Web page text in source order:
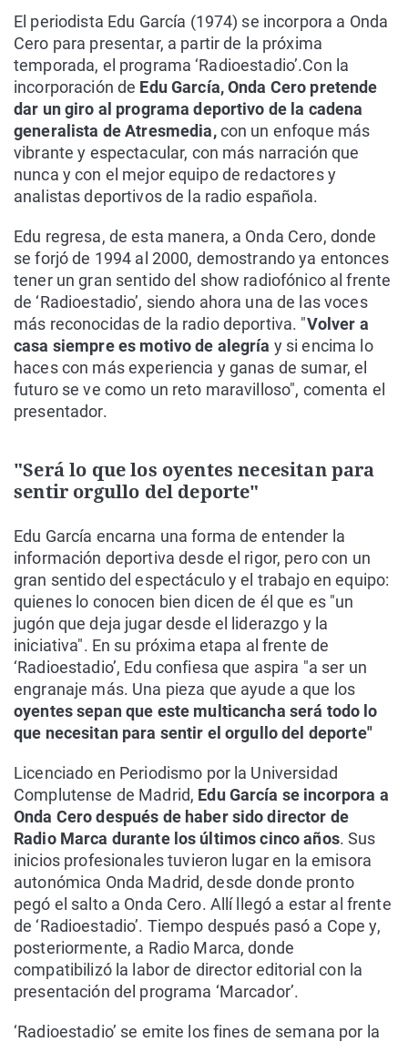
El periodista Edu García (1974) se incorpora a Onda
Cero para presentar, a partir de la próxima
temporada, el programa ‘Radioestadio’.Con la
incorporación de Edu García, Onda Cero pretende
dar un giro al programa deportivo de la cadena
generalista de Atresmedia,con un enfoque más
vibrante y espectacular, con más narración que
nunca y con el mejor equipo de redactores y
analistas deportivos de la radio española.
Edu regresa, de esta manera, a Onda Cero, donde
se forjó de 1994 al 2000, demostrando ya entonces
tener un gran sentido del show radiofónico al frente
de ‘Radioestadio’, siendo ahora una de las voces
más reconocidas de la radio deportiva. "Volver a
casa siempre es motivo de alegría y si encima lo
haces con más experiencia y ganas de sumar, el
futuro se ve como un reto maravilloso", comenta el
presentador.
"Será lo que los oyentes necesitan para
sentir orgullo del deporte"
Edu García encarna una forma de entender la
información deportiva desde el rigor, pero con un
gran sentido del espectáculo y el trabajo en equipo:
quienes lo conocen bien dicen de él que es "un
jugón que deja jugar desde el liderazgo y la
iniciativa". En su próxima etapa al frente de
‘Radioestadio’, Edu confiesa que aspira "a ser un
engranaje más. Una pieza que ayude a que los
oyentes sepan que este multicancha será todo lo
que necesitan para sentir el orgullo del deporte"
Licenciado en Periodismo por la Universidad
Complutense de Madrid, Edu García se incorpora a
Onda Cero después de haber sido director de
Radio Marca durante los últimos cinco años. Sus
inicios profesionales tuvieron lugar en la emisora
autonómica Onda Madrid, desde donde pronto
pegó el salto a Onda Cero. Allí llegó a estar al frente
de ‘Radioestadio’. Tiempo después pasó a Cope y,
posteriormente, a Radio Marca, donde
compatibilizó la labor de director editorial con la
presentación del programa ‘Marcador’.
‘Radioestadio’ se emite los fines de semana por la